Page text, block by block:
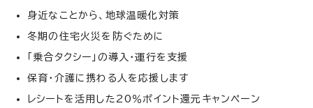
身近なことから、地球温暖化対策
冬期の住宅火災を防ぐために
「乗合タクシー」の導入・運行を支援
保育・介護に携わる人を応援します
レシートを活用した20％ポイント還元キャンペーン